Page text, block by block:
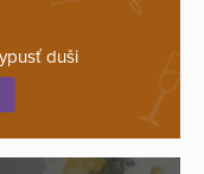
duši